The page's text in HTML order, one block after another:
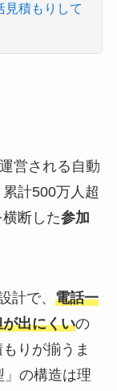
見積もりして
営される自動
計500万人超
断した参加
計で、 電話一
出にくいの
りが揃うま
」の構造は理